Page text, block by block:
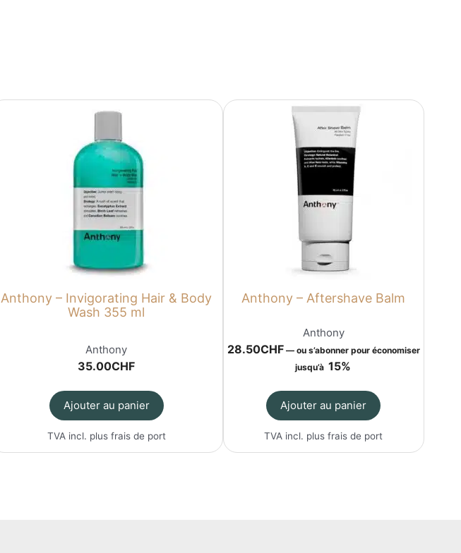
Anthony – Invigorating Hair & Body
Wash 355 ml
Anthony
35.00CHF
Ajouter au panier
TVA incl. plus frais de port
Anthony – Aftershave Balm
Anthony
28.50CHF —ou s’abonner pour économiser
jusqu’à 15%
Ajouter au panier
TVA incl. plusfrais de port